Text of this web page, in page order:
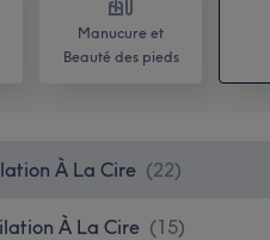
Manucure et
Beauté des pieds
À La Cire (22)
À La Cire (15)